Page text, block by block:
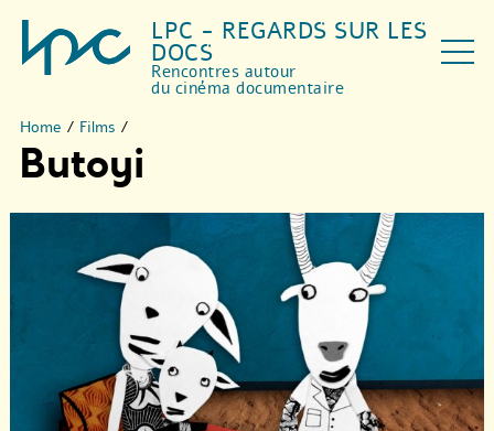
LPC - REGARDS SUR LES
DOCS
Rencontres autour
du cinéma documentaire
Home / Films /
Butoyi